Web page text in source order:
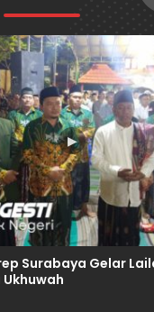
▶
Surabaya Gelar